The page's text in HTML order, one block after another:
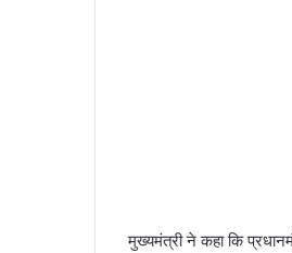
मुख्यमंत्री ने कहा कि